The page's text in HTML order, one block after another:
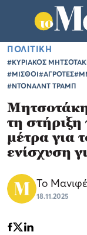
ΠΟΛΙΤΙΚΗ
#ΚΥΡΙΑΚΟΣ
#ΜΙΣΘΟΙ#ΑΓΡΟΤΕΣ
#ΝΤΟΝΑΛΝΤ ΤΡΑΜΠ
τη
μέτρα για
ενίσχυση
Το
18.11.2025